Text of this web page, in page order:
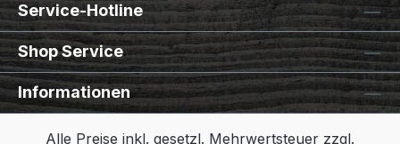
Service-Hotline
Shop Service
Informationen
Alle Preise inkl. gesetzl. Mehrwertsteuer zzgl.